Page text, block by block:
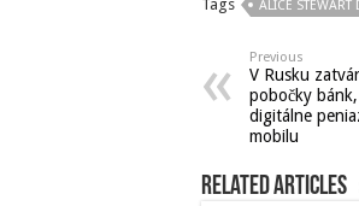
Tags ALICE STEWART
Previous
V Rusku
pobočky
digitálne
mobilu
Related Articles